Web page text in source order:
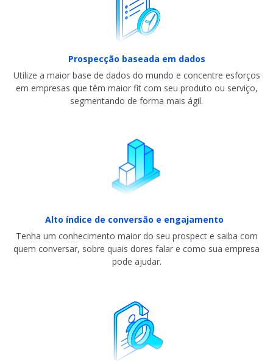
Prospecção baseada em dados
Utilize a maior base de dados do mundo e concentre esforços
em empresas que têm maior fit com seu produto ou serviço,
segmentando de forma mais ágil.
Alto índice de conversão e engajamento
Tenha um conhecimento maior do seu prospect e saiba com
quem conversar, sobre quais dores falar e como sua empresa
pode ajudar.